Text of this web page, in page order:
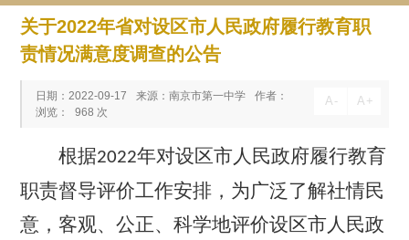
关于2022年省对设区市人民政府履行教育职
责情况满意度调查的公告
日期：2022-09-17 来源：南京市第一中学
作者：
浏览：
968 次
A - A +
根据2022年对设区市人民政府履行教育
职责督导评价工作安排，为广泛了解社情民
意，客观、公正、科学地评价设区市人民政